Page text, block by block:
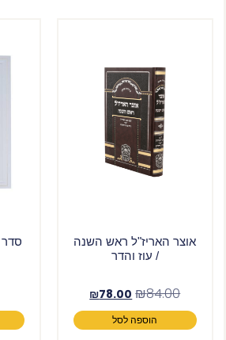
אוצר האריז"ל ראש השנה
/ עוז והדר
₪84.00
₪78.00
הוספה לסל